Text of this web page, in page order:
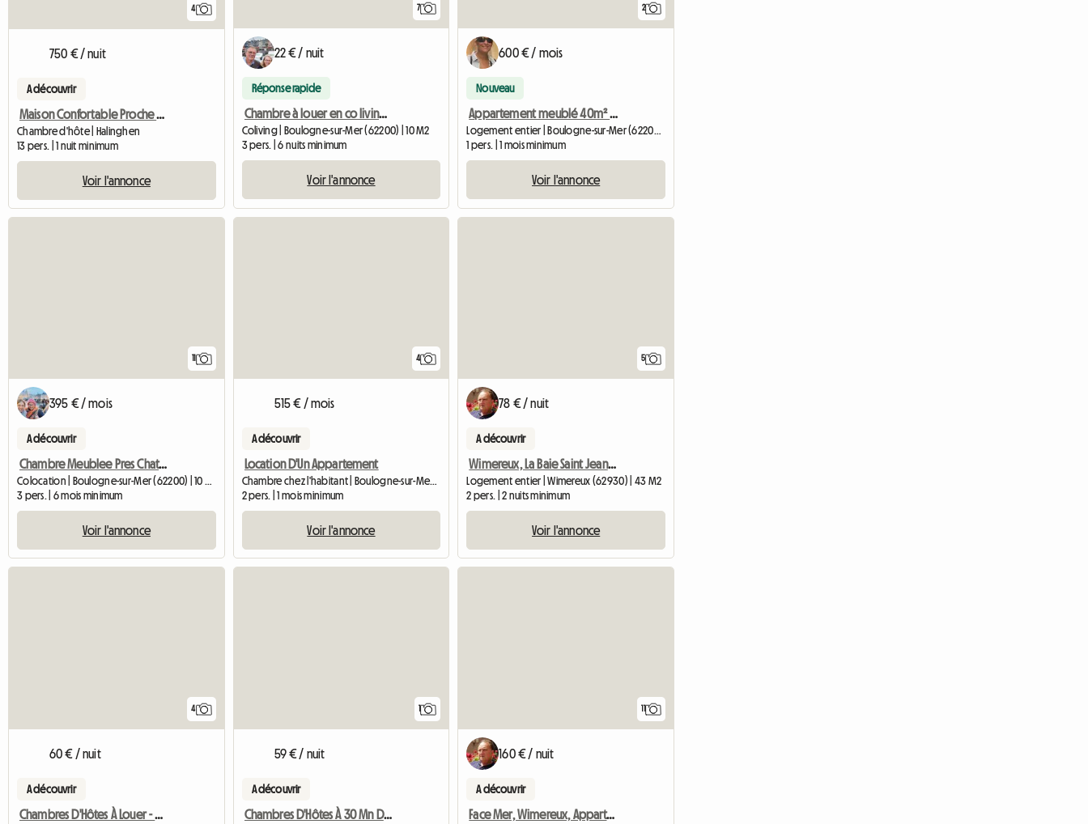
4
750 € / nuit
A découvrir
Maison Confortable Proche Des Plages
Chambre d'hôte | Halinghen
13 pers. | 1 nuit minimum
Voir l'annonce
7
22 € / nuit
Réponse rapide
Chambre à louer en co living 3 pers
Coliving | Boulogne-sur-Mer (62200) | 10 M2
3 pers. | 6 nuits minimum
Voir l'annonce
2
600 € / mois
Nouveau
Appartement meublé 40m² - Boulogne-sur-Mer
Logement entier | Boulogne-sur-Mer (62200) | 40 M2
1 pers. | 1 mois minimum
Voir l'annonce
395 € / mois
A découvrir
Chambre Meublee Pres Chateau Boulogne
Colocation | Boulogne-sur-Mer (62200) | 10 M2
3 pers. | 6 mois minimum
Voir l'annonce
4
515 € / mois
A découvrir
Location D'Un Appartement
Chambre chez l'habitant | Boulogne-sur-Mer (62200)
2 pers. | 1 mois minimum
Voir l'annonce
5
78 € / nuit
A découvrir
Wimereux, La Baie Saint Jean, Face Mer Et Campagne, Place De
Logement entier | Wimereux (62930) | 43 M2
2 pers. | 2 nuits minimum
Voir l'annonce
4
60 € / nuit
A découvrir
Chambres D'Hôtes À Louer - Auberge
1
59 € / nuit
A découvrir
Chambres D'Hôtes À 30 Mn De La Plage
11
160 € / nuit
A découvrir
Face Mer, Wimereux, Appartement 60m2, Balcon, Garage